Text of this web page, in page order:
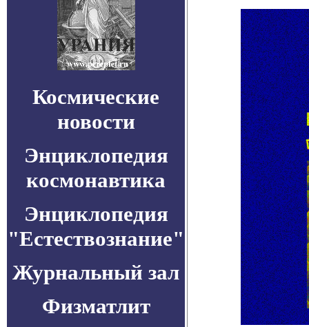
Космические
новости
Энциклопедия
космонавтика
Энциклопедия
"Естествознание"
Журнальный зал
Физматлит